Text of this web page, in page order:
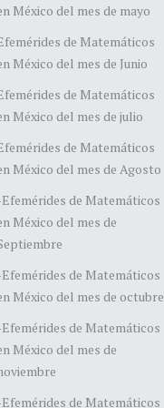
México del mes de mayo
de Matemáticos
México del mes de Junio
de Matemáticos
México del mes de julio
de Matemáticos
México del mes de Agosto
de Matemáticos
México del mes de
de Matemáticos
México del mes de octubre
de Matemáticos
México del mes de
de Matemáticos